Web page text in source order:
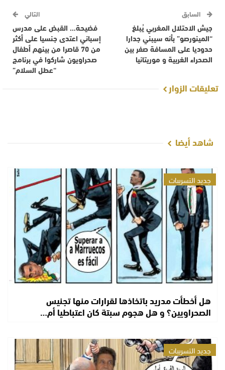
السابق
جيش الاحتلال المغربي يُبلغ
“المينورصو” بأنه سيبني جدارا
حدوديا على المسافة صفر بين
الصحراء الغربية و موريتانيا
التالي
فضيحة… القبض على مدرس
إسباني اعتدى جنسيا على أكثر
من 70 قاصرا من بينهم أطفال
صحراويون شاركوا في برنامج
“عطل السلام”
تعليقات الزوار
شاهد أيضا
جديد التسريبات
هل أخطأت مدريد باتخاذها لقرارات منها تجنيس
الصحراويين؟ و هل هجوم سبتة كان اعتباطيا أم…
جديد التسريبات